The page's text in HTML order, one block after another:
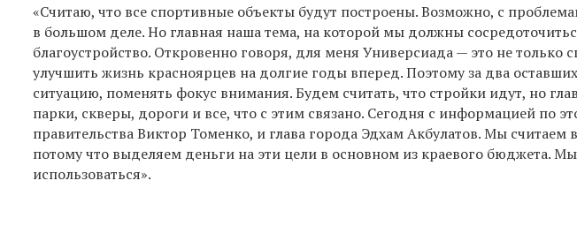
«Считаю, что все спортивные объекты будут построены. Возможно, с
в большом деле. Но главная наша тема, на которой мы должны
благоустройство. Откровенно говоря, для меня Универсиада — это не только
улучшить жизнь красноярцев на долгие годы вперед. Поэтому за два
ситуацию, поменять фокус внимания. Будем считать, что стройки идут, но
парки, скверы, дороги и все, что с этим связано. Сегодня с информацией по
правительства Виктор Томенко, и глава города Эдхам Акбулатов. Мы считаем
потому что выделяем деньги на эти цели в основном из краевого бюджета. Мы
использоваться».